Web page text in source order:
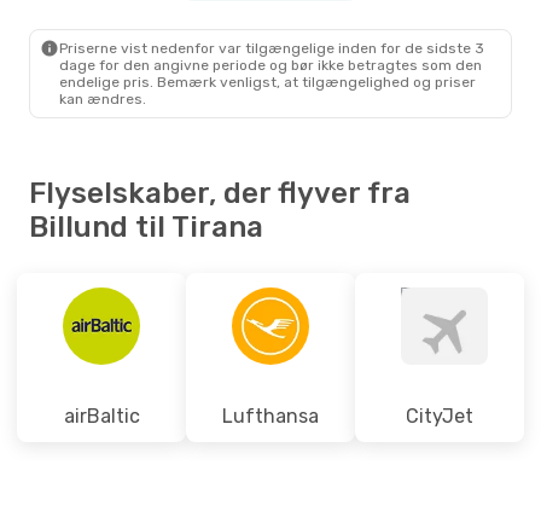
Priserne vist nedenfor var tilgængelige inden for de sidste 3
dage for den angivne periode og bør ikke betragtes som den
endelige pris. Bemærk venligst, at tilgængelighed og priser
kan ændres.
Flyselskaber, der flyver fra
Billund til Tirana
airBaltic Lufthansa CityJet